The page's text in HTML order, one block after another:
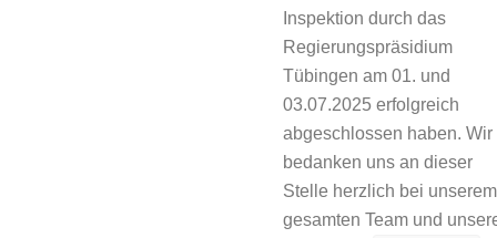
Inspektion durch das
Regierungspräsidium
Tübingen am 01. und
03.07.2025 erfolgreich
abgeschlossen haben. Wir
bedanken uns an dieser
Stelle herzlich bei unserem
gesamten Team und